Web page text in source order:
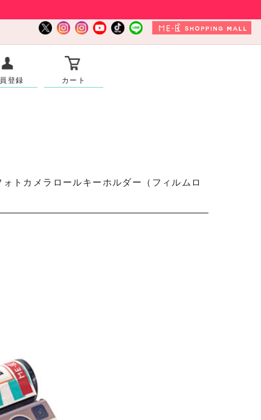
登録 カート
トカメラロールキーホルダー（フィルムロ